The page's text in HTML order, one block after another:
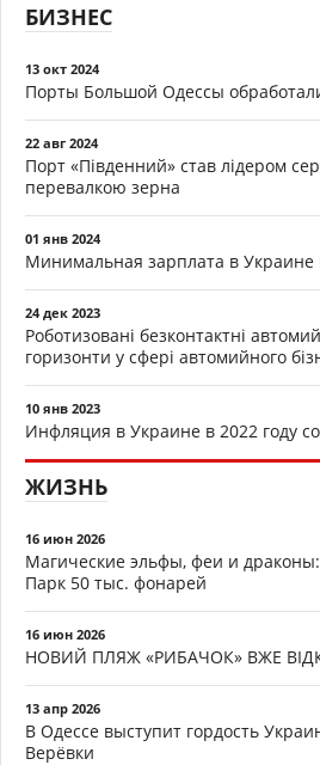
БИЗНЕС
13 окт 2024
Порты Большой Одессы
22 авг 2024
Порт «Південний» став лідером
перевалкою зерна
01 янв 2024
Минимальная зарплата в Украине
24 дек 2023
Роботизовані безконтактні
горизонти у сфері автомийного
10 янв 2023
Инфляция в Украине в 2022 году
ЖИЗНЬ
16 июн 2026
Магические эльфы, феи и
Парк 50 тыс. фонарей
16 июн 2026
НОВИЙ ПЛЯЖ «РИБАЧОК» ВЖЕ
13 апр 2026
В Одессе выступит гордость
Верёвки